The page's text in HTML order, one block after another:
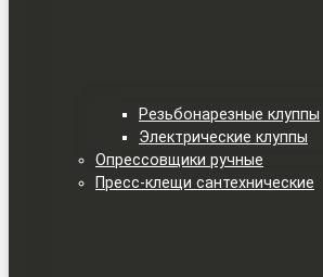
Резьбонарезные клуппы
Электрические клуппы
Опрессовщики ручные
Пресс-клещи сантехнические